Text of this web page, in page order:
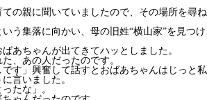
の親に聞いていましたので、その場所を尋ね
う集落に向かい、母の旧姓“横山家”を見つけ
あちゃんが出てきてハッとしました。
、あの人だったのです。
です」興奮して話すとおばあちゃんはじっと私
言いました。
たな」。